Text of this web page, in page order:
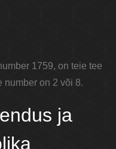
1759, on teie tee
number on 2 või 8.
ja